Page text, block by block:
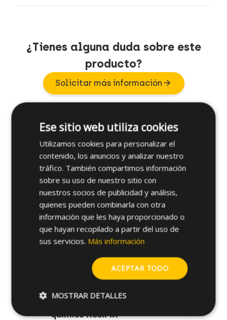
¿Tienes alguna duda sobre este
producto?
Solicitar más información arrow_forward
Productos relacionados
rosca interina para taco
químico ResiFIX
Ese sitio web utiliza cookies
Utilizamos cookies para personalizar el
contenido, los anuncios y analizar nuestro
tráfico. También compartimos información
sobre su uso de nuestro sitio con
nuestros socios de publicidad y análisis,
quienes pueden combinarla con otra
información que les haya proporcionado o
que hayan recopilado a partir del uso de
sus servicios. Más información
ACEPTAR TODO
MOSTRAR DETALLES